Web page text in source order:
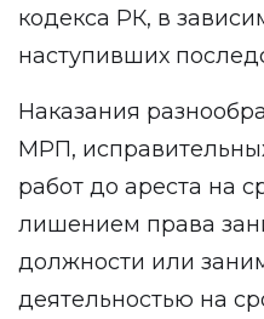
кодекса РК, в
наступивших
Наказания
МРП,
работ до ареста на
лишением права
должности или
деятельностью на